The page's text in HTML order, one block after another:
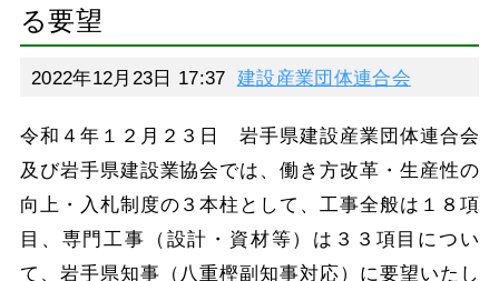
る要望
2022年12月23日 17:37 建設産業団体連合会
令和４年１２月２３日 岩手県建設産業団体連合会
及び岩手県建設業協会では、働き方改革・生産性の
向上・入札制度の３本柱として、工事全般は１８項
目、専門工事（設計・資材等）は３３項目につい
て、岩手県知事（八重樫副知事対応）に要望いたし